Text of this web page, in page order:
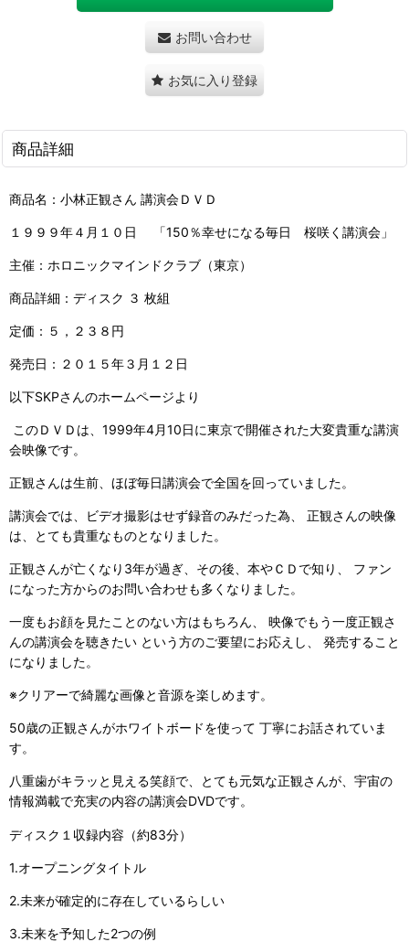
お問い合わせ
お気に入り登録
商品詳細
商品名：小林正観さん 講演会ＤＶＤ
１９９９年４月１０日 「150％幸せになる毎日 桜咲く講演会」
主催：ホロニックマインドクラブ（東京）
商品詳細：ディスク ３ 枚組
定価：５，２３８円
発売日：２０１５年３月１２日
以下SKPさんのホームページより
このＤＶＤは、1999年4月10日に東京で開催された大変貴重な講演
会映像です。
正観さんは生前、ほぼ毎日講演会で全国を回っていました。
講演会では、ビデオ撮影はせず録音のみだった為、 正観さんの映像
は、とても貴重なものとなりました。
正観さんが亡くなり3年が過ぎ、その後、本やＣＤで知り、 ファン
になった方からのお問い合わせも多くなりました。
一度もお顔を見たことのない方はもちろん、 映像でもう一度正観さ
んの講演会を聴きたい という方のご要望にお応えし、 発売すること
になりました。
※クリアーで綺麗な画像と音源を楽しめます。
50歳の正観さんがホワイトボードを使って 丁寧にお話されていま
す。
八重歯がキラッと見える笑顔で、とても元気な正観さんが、宇宙の
情報満載で充実の内容の講演会DVDです。
ディスク１収録内容（約83分）
1.オープニングタイトル
2.未来が確定的に存在しているらしい
3.未来を予知した2つの例